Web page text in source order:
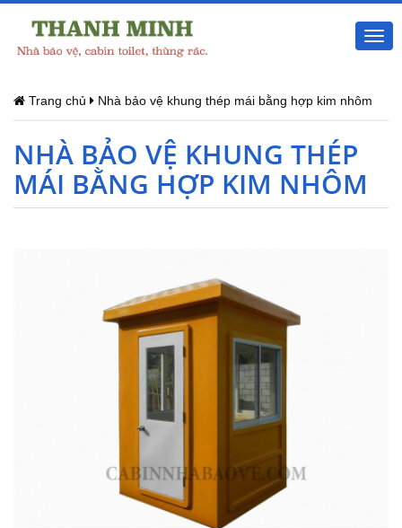
Trang chủ Nhà bảo vệ khung thép mái bằng hợp kim nhôm
NHÀ BẢO VỆ KHUNG THÉP
MÁI BẰNG HỢP KIM NHÔM